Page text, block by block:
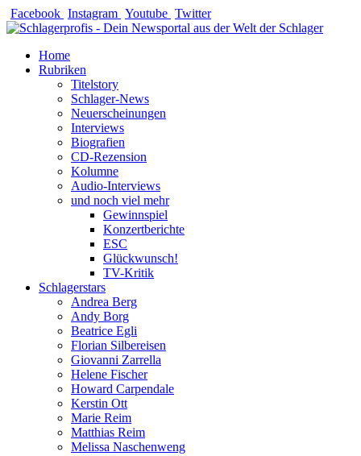
Zum
Inhalt
Facebook Instagram Youtube Twitter
Home
Rubriken
Titelstory
Schlager-News
Neuerscheinungen
Interviews
Biografien
CD-Rezension
Kolumne
Audio-Interviews
und noch viel mehr
Gewinnspiel
Konzertberichte
ESC
Glückwunsch!
TV-Kritik
Schlagerstars
Andrea Berg
Andy Borg
Beatrice Egli
Florian Silbereisen
Giovanni Zarrella
Helene Fischer
Howard Carpendale
Kerstin Ott
Marie Reim
Matthias Reim
Melissa Naschenweng